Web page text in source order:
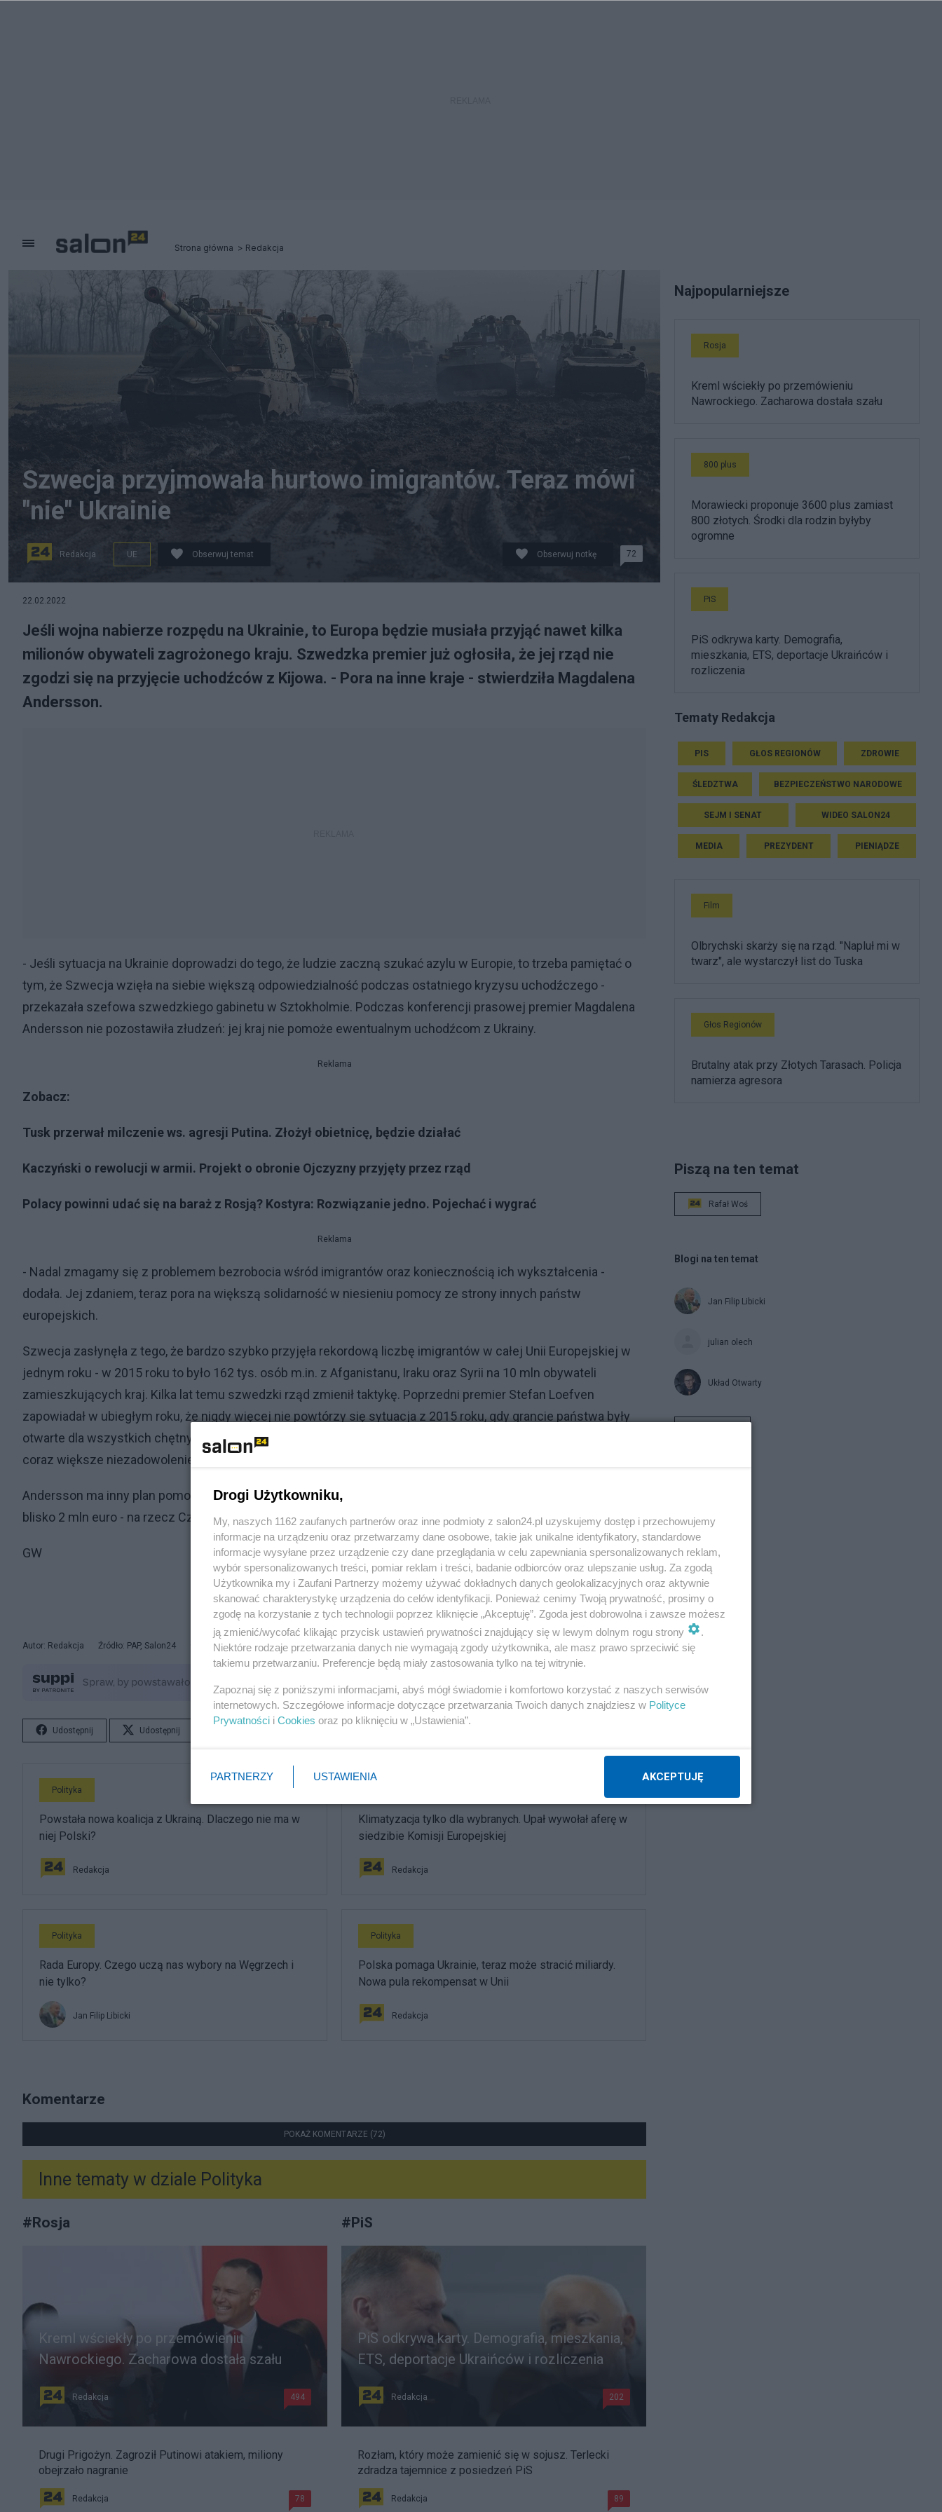
Strona główna Redakcja
Szwecja przyjmowała hurtowo imigrantów. Teraz mówi
"nie" Ukrainie
Redakcja UE Obserwuj temat Obserwuj notkę 72
22.02.2022
Jeśli wojna nabierze rozpędu na Ukrainie, to Europa będzie musiała przyjąć nawet kilka
milionów obywateli zagrożonego kraju. Szwedzka premier już ogłosiła, że jej rząd nie
zgodzi się na przyjęcie uchodźców z Kijowa. - Pora na inne kraje - stwierdziła Magdalena
Andersson.
- Jeśli sytuacja na Ukrainie doprowadzi do tego, że ludzie zaczną szukać azylu w Europie, to trzeba pamiętać o
tym, że Szwecja wzięła na siebie większą odpowiedzialność podczas ostatniego kryzysu uchodźczego -
przekazała szefowa szwedzkiego gabinetu w Sztokholmie. Podczas konferencji prasowej premier Magdalena
Andersson nie pozostawiła złudzeń: jej kraj nie pomoże ewentualnym uchodźcom z Ukrainy.
Reklama
Zobacz:
Tusk przerwał milczenie ws. agresji Putina. Złożył obietnicę, będzie działać
Kaczyński o rewolucji w armii. Projekt o obronie Ojczyzny przyjęty przez rząd
Polacy powinni udać się na baraż z Rosją? Kostyra: Rozwiązanie jedno. Pojechać i wygrać
Reklama
- Nadal zmagamy się z problemem bezrobocia wśród imigrantów oraz koniecznością ich wykształcenia -
dodała. Jej zdaniem, teraz pora na większą solidarność w niesieniu pomocy ze strony innych państw
europejskich.
Szwecja zasłynęła z tego, że bardzo szybko przyjęła rekordową liczbę imigrantów w całej Unii Europejskiej w
jednym roku - w 2015 roku to było 162 tys. osób m.in. z Afganistanu, Iraku oraz Syrii na 10 mln obywateli
zamieszkujących kraj. Kilka lat temu szwedzki rząd zmienił taktykę. Poprzedni premier Stefan Loefven
zapowiadał w ubiegłym roku, że nigdy więcej nie powtórzy się sytuacja z 2015 roku, gdy grancie państwa były
otwarte dla wszystkich chętnych obcokrajowców. Przyczynami były wzrost przestępczości wśród imigrantów i
coraz większe niezadowolenie społeczne z powodu przyjmowania uchodźców.
Andersson ma inny plan pomocowy dla obywateli Ukrainy. Zaproponowała przeznaczyć 20 mln koron - czyli
blisko 2 mln euro - na rzecz Czerwonego Krzyża na Ukrainie. Obecnie o tym dyskutuje szwedzki rząd.
GW
Reklama
Autor: Redakcja Źródło: PAP, Salon24 © Artykuł jest chroniony prawem autorskim.
Udostępnij Udostępnij
Polityka
Powstała nowa koalicja z Ukrainą. Dlaczego nie ma w
niej Polski?
Redakcja
Klimatyzacja tylko dla wybranych. Upał wywołał aferę w
siedzibie Komisji Europejskiej
Redakcja
Polityka
Rada Europy. Czego uczą nas wybory na Węgrzech i
nie tylko?
Jan Filip Libicki
Polityka
Polska pomaga Ukrainie, teraz może stracić miliardy.
Nowa pula rekompensat w Unii
Redakcja
Komentarze
POKAŻ KOMENTARZE (72)
Inne tematy w dziale Polityka
#Rosja
Kreml wściekły po przemówieniu
Nawrockiego. Zacharowa dostała szału
Redakcja 494
Drugi Prigożyn. Zagroził Putinowi atakiem, miliony
obejrzało nagranie
Redakcja 78
#PiS
PiS odkrywa karty. Demografia, mieszkania,
ETS, deportacje Ukraińców i rozliczenia
Redakcja 202
Rozłam, który może zamienić się w sojusz. Terlecki
zdradza tajemnice z posiedzeń PiS
Redakcja 89
Najpopularniejsze
Rosja
Kreml wściekły po przemówieniu
Nawrockiego. Zacharowa dostała szału
800 plus
Morawiecki proponuje 3600 plus zamiast
800 złotych. Środki dla rodzin byłyby
ogromne
PiS
PiS odkrywa karty. Demografia,
mieszkania, ETS, deportacje Ukraińców i
rozliczenia
Tematy Redakcja
PIS GŁOS REGIONÓW ZDROWIE
ŚLEDZTWA BEZPIECZEŃSTWO NARODOWE
SEJM I SENAT WIDEO SALON24
MEDIA PREZYDENT PIENIĄDZE
Film
Olbrychski skarży się na rząd. "Napluł mi w
twarz", ale wystarczył list do Tuska
Głos Regionów
Brutalny atak przy Złotych Tarasach. Policja
namierza agresora
Piszą na ten temat
Rafał Woś
Blogi na ten temat
Jan Filip Libicki
julian olech
Układ Otwarty
Drogi Użytkowniku,
My, naszych 1162 zaufanych partnerów oraz inne podmioty z salon24.pl uzyskujemy dostęp i przechowujemy
informacje na urządzeniu oraz przetwarzamy dane osobowe, takie jak unikalne identyfikatory, standardowe
informacje wysyłane przez urządzenie czy dane przeglądania w celu zapewniania spersonalizowanych reklam,
wybór spersonalizowanych treści, pomiar reklam i treści, badanie odbiorców oraz ulepszanie usług. Za zgodą
Użytkownika my i Zaufani Partnerzy możemy używać dokładnych danych geolokalizacyjnych oraz aktywnie
skanować charakterystykę urządzenia do celów identyfikacji. Ponieważ cenimy Twoją prywatność, prosimy o
zgodę na korzystanie z tych technologii poprzez kliknięcie „Akceptuję”. Zgoda jest dobrowolna i zawsze możesz
ją zmienić/wycofać klikając przycisk ustawień prywatności znajdujący się w lewym dolnym rogu strony
.
Niektóre rodzaje przetwarzania danych nie wymagają zgody użytkownika, ale masz prawo sprzeciwić się
takiemu przetwarzaniu. Preferencje będą miały zastosowania tylko na tej witrynie.
Zapoznaj się z poniższymi informacjami, abyś mógł świadomie i komfortowo korzystać z naszych serwisów
internetowych. Szczegółowe informacje dotyczące przetwarzania Twoich danych znajdziesz w Polityce
Prywatności i Cookies oraz po kliknięciu w „Ustawienia”.
PARTNERZY USTAWIENIA AKCEPTUJĘ